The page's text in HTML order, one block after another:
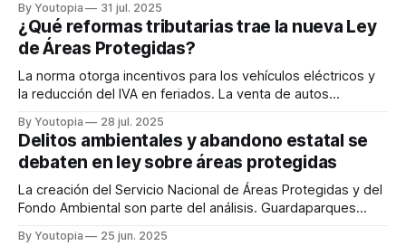
By Youtopia 31 jul. 2025
¿Qué reformas tributarias trae la nueva Ley
de Áreas Protegidas?
La norma otorga incentivos para los vehículos eléctricos y
la reducción del IVA en feriados. La venta de autos
By Youtopia 28 jul. 2025
Delitos ambientales y abandono estatal se
debaten en ley sobre áreas protegidas
La creación del Servicio Nacional de Áreas Protegidas y del
Fondo Ambiental son parte del análisis. Guardaparques
By Youtopia 25 jun. 2025